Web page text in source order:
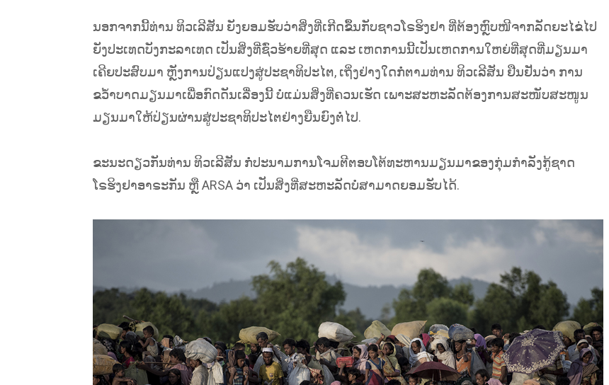
ນອກຈາກນີ້ທ່ານ ທິວເລີສັນ ຍັງຍອມຮັບວ່າສິ່ງທີ່ເກີດຂຶ້ນກັບຊາວໂຣຮິງຢາ ທີ່ຕ້ອງຫຼົບໜີຈາກລັດຍະໄຂ່ໄປ
ຍັງປະເທດບັງກະລາເທດ ເປັນສິ່ງທີ່ຊົ່ວຮ້າຍທີ່ສຸດ ແລະ ເຫດການນີ້ເປັນເຫດການໃຫຍ່ທີ່ສຸດທີ່ມຽນມາ
ເຄີຍປະສົບມາ ຫຼັງການປ່ຽນແປງສູ່ປະຊາທິປະໄຕ, ເຖິ່ງຢ່າງໃດກໍ່ຕາມທ່ານ ທິວເລີສັນ ຢືນຢັນວ່າ ການ
ຂວໍ້າບາດມຽນມາເພື່ອກົດດັນເລື່ອງນີ້ ບໍ່ແມ່ນສິ່ງທີ່ຄວນເຮັດ ເພາະສະຫະລັດຕ້ອງການສະໜັບສະໜູນ
ມຽນມາໃຫ້ປ່ຽນຜ່ານສູ່ປະຊາທິປະໄຕຢ່າງຍືນຍົງຕໍ່ໄປ.
ຂະນະດຽວກັນທ່ານ ທິວເລີສັນ ກໍ່ປະນາມການໂຈມຕີຕອບໂຕ້ທະຫານມຽນມາຂອງກຸ່ມກຳລັງກູ້ຊາດ
ໂຣຮິງຢາອາຣະກັນ ຫຼື ARSA ວ່າ ເປັນສິ່ງທີ່ສະຫະລັດບໍ່ສາມາດຍອມຮັບໄດ້.